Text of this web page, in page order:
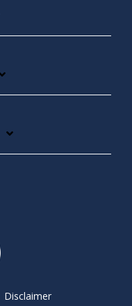
Disclaimer